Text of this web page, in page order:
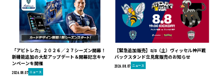
「アビトレカ」２０２６／２７シーズン開幕！
新機能追加の大型アップデート＆開幕記念キャ
ンペーンを開催
2026.08.07 ニュース
【緊急追加販売】8/8（土）ヴィッセル神戸戦
バックスタンド立見席販売のお知らせ
2026.08.07 ニュース